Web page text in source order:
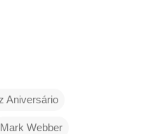
Aniversário
Mark Webber